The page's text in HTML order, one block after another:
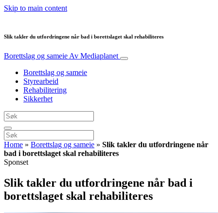
Skip to main content
Slik takler du utfordringene når bad i borettslaget skal rehabiliteres
Borettslag og sameie Av Mediaplanet
Borettslag og sameie
Styrearbeid
Rehabilitering
Sikkerhet
Home » Borettslag og sameie » Slik takler du utfordringene når
bad i borettslaget skal rehabiliteres
Sponset
Slik takler du utfordringene når bad i
borettslaget skal rehabiliteres